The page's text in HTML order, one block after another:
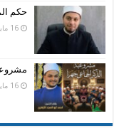
حكم
16 مايو، 2026
16 مايو، 2026